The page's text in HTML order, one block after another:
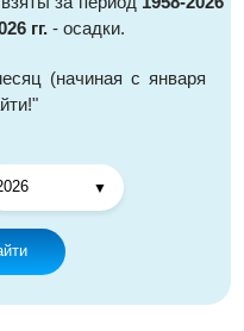
гг. - осадки.
(начиная с января